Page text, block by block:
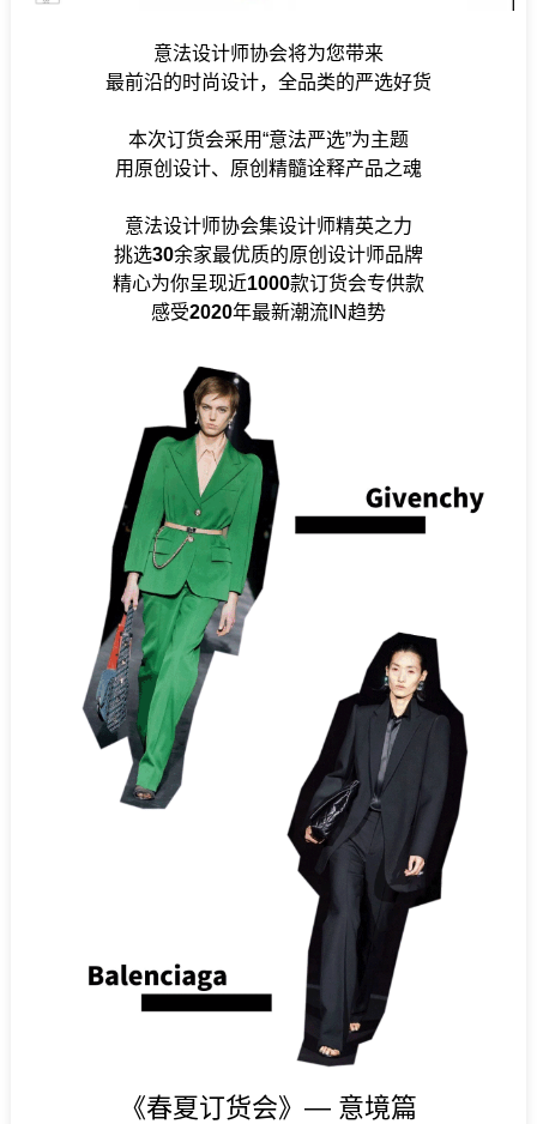
意法设计师协会将为您带来
最前沿的时尚设计，全品类的严选好货
本次订货会采用“意法严选”为主题
用原创设计、原创精髓诠释产品之魂
意法设计师协会集设计师精英之力
挑选30余家最优质的原创设计师品牌
精心为你呈现近1000款订货会专供款
感受2020年最新潮流IN趋势
《春夏订货会》— 意境篇